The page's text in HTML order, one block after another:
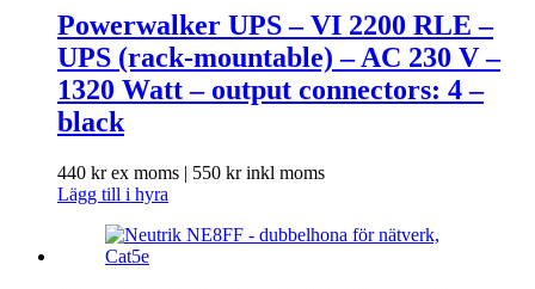
Powerwalker UPS – VI 2200 RLE –
UPS (rack-mountable) – AC 230 V –
1320 Watt – output connectors: 4 –
black
440 krex moms | 550 krinkl moms
Lägg till i hyra